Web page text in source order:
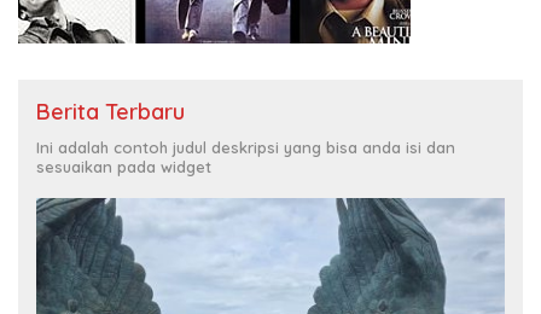
Berita Terbaru
Ini adalah contoh judul deskripsi yang bisa anda isi dan
sesuaikan pada widget